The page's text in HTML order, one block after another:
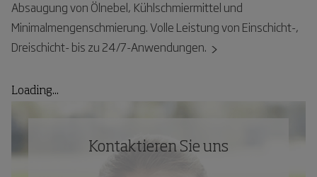
Absaugung von Ölnebel, Kühlschmiermittel und
Minimalmengenschmierung. Volle Leistung von Einschicht-,
Dreischicht- bis zu 24/7-Anwendungen.
Loading...
Kontaktieren Sie uns